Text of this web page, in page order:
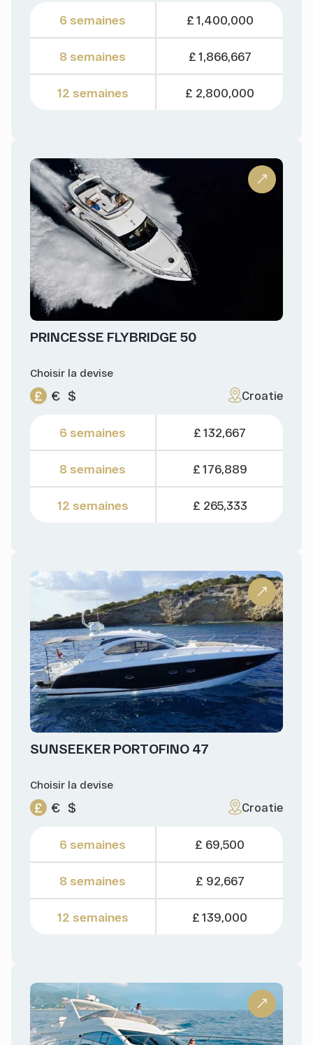
6 semaines
8 semaines
12 semaines
£ 1,400,000
£ 1,866,667
£ 2,800,000
PRINCESSE FLYBRIDGE 50
Choisir la devise
£ € $ Croatie
6 semaines
8 semaines
12 semaines
£ 132,667
£ 176,889
£ 265,333
SUNSEEKER PORTOFINO 47
Choisir la devise
£ € $ Croatie
6 semaines
8 semaines
12 semaines
£ 69,500
£ 92,667
£ 139,000